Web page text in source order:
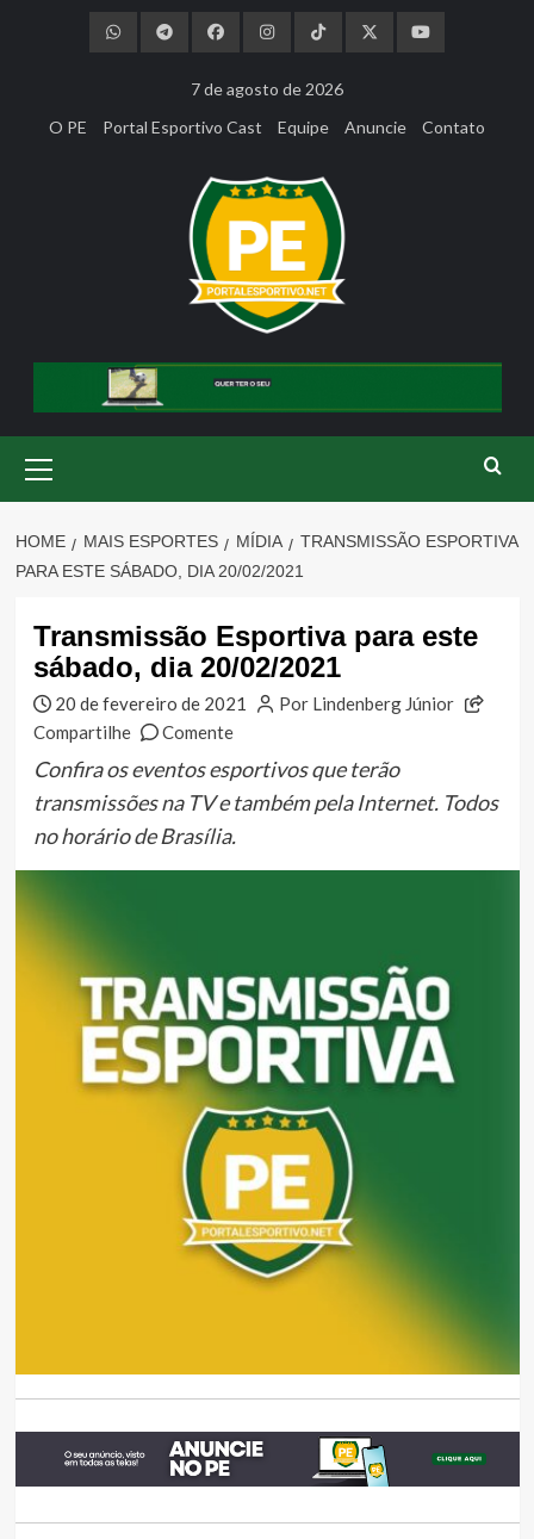
7 de agosto de 2026
O PE
Portal Esportivo Cast Equipe Anuncie Contato
Menu
HOME MAIS ESPORTES MÍDIA
TRANSMISSÃO ESPORTIVA
PARA ESTE SÁBADO, DIA 20/02/2021
Transmissão Esportiva para este
sábado, dia 20/02/2021
20 de fevereiro de 2021
Por Lindenberg Júnior
Compartilhe
Comente
Confira os eventos esportivos que terão
transmissões na TV e também pela Internet. Todos
no horário de Brasília.